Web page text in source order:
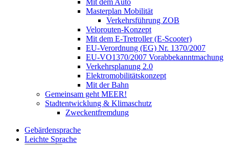
Mit dem Auto
Masterplan Mobilität
Verkehrsführung ZOB
Velorouten-Konzept
Mit dem E-Tretroller (E-Scooter)
EU-Verordnung (EG) Nr. 1370/2007
EU-VO1370/2007 Vorabbekanntmachung
Verkehrsplanung 2.0
Elektromobilitätskonzept
Mit der Bahn
Gemeinsam geht MEER!
Stadtentwicklung & Klimaschutz
Zweckentfremdung
Gebärdensprache
Leichte Sprache